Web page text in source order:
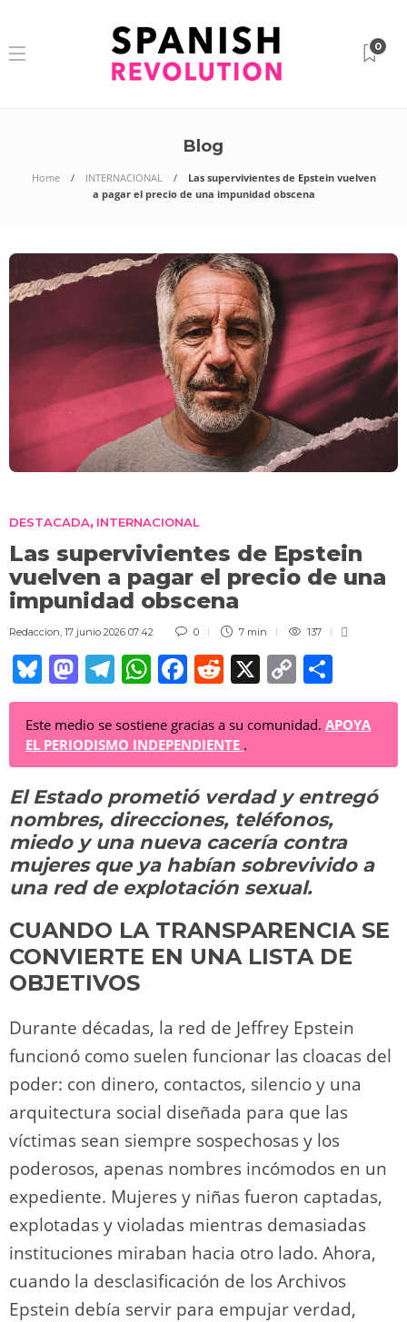
0
Blog
Home INTERNACIONAL
Las supervivientes de Epstein vuelven
a pagar el precio de una impunidad obscena
DESTACADA, INTERNACIONAL
Las supervivientes de Epstein
vuelven a pagar el precio de una
impunidad obscena
Redaccion 17 junio 2026 07:42 0 7 min 137
Bl
u
e
sk
y
M
a
st
o
d
o
n
T
el
e
gr
a
m
W
h
at
s
A
p
p
F
a
c
e
b
o
o
k
R
e
d
di
t
X C
o
p
Li
n
k
o
m
ar
tir
Este medio se sostiene gracias a su comunidad. APOYA
EL PERIODISMO INDEPENDIENTE .
El Estado prometió verdad y entregó
nombres, direcciones, teléfonos,
miedo y una nueva cacería contra
mujeres que ya habían sobrevivido a
una red de explotación sexual.
CUANDO LA TRANSPARENCIA SE
CONVIERTE EN UNA LISTA DE
OBJETIVOS
Durante décadas, la red de Jeffrey Epstein
funcionó como suelen funcionar las cloacas del
poder: con dinero, contactos, silencio y una
arquitectura social diseñada para que las
víctimas sean siempre sospechosas y los
poderosos, apenas nombres incómodos en un
expediente. Mujeres y niñas fueron captadas,
explotadas y violadas mientras demasiadas
instituciones miraban hacia otro lado. Ahora,
cuando la desclasificación de los Archivos
Epstein debía servir para empujar verdad,